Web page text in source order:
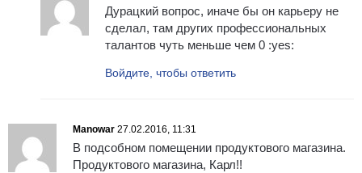
Дурацкий вопрос, иначе бы он карьеру не
сделал, там других профессиональных
талантов чуть меньше чем 0 :yes:
Войдите, чтобы ответить
Manowar 27.02.2016, 11:31
В подсобном помещении продуктового магазина.
Продуктового магазина, Карл!!